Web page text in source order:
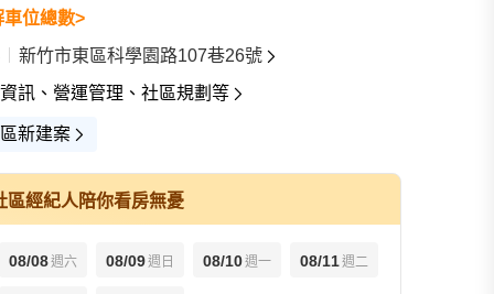
車位總數>
新竹市東區科學園路107巷26號
訊、營運管理、社區規劃等
新建案
區經紀人陪你看房無憂
08/08週六 08/09週日 08/10週一 08/11週二